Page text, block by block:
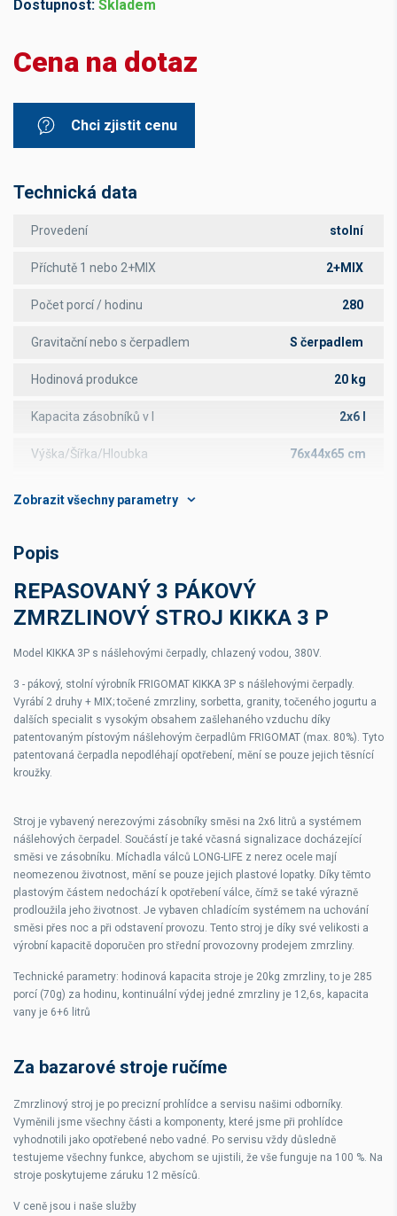
Dostupnost: Skladem
Cena na dotaz
Chci zjistit cenu
Technická data
Provedení stolní
Příchutě 1 nebo 2+MIX 2+MIX
Počet porcí / hodinu 280
Gravitační nebo s čerpadlem S čerpadlem
Hodinová produkce 20 kg
Kapacita zásobníků v l 2x6 l
Výška/Šířka/Hloubka 76x44x65 cm
Napájení
Váha
Popis
REPASOVANÝ 3 PÁKOVÝ
ZMRZLINOVÝ STROJ KIKKA 3 P
Model KIKKA 3P s nášlehovými čerpadly, chlazený vodou, 380V.
3 - pákový, stolní výrobník FRIGOMAT KIKKA 3P s nášlehovými čerpadly.
Vyrábí 2 druhy + MIX; točené zmrzliny, sorbetta, granity, točeného jogurtu a
dalších specialit s vysokým obsahem zašlehaného vzduchu díky
patentovaným pístovým nášlehovým čerpadlům FRIGOMAT (max. 80%). Tyto
patentovaná čerpadla nepodléhají opotřebení, mění se pouze jejich těsnící
kroužky.
Stroj je vybavený nerezovými zásobníky směsi na 2x6 litrů a systémem
nášlehových čerpadel. Součástí je také včasná signalizace docházející
směsi ve zásobníku. Míchadla válců LONG-LIFE z nerez ocele mají
neomezenou životnost, mění se pouze jejich plastové lopatky. Díky těmto
plastovým částem nedochází k opotřebení válce, čímž se také výrazně
prodloužila jeho životnost. Je vybaven chladícím systémem na uchování
směsi přes noc a při odstavení provozu. Tento stroj je díky své velikosti a
výrobní kapacitě doporučen pro střední provozovny prodejem zmrzliny.
Technické parametry: hodinová kapacita stroje je 20kg zmrzliny, to je 285
porcí (70g) za hodinu, kontinuální výdej jedné zmrzliny je 12,6s, kapacita
vany je 6+6 litrů
Za bazarové stroje ručíme
Zmrzlinový stroj je po precizní prohlídce a servisu našimi odborníky.
Vyměnili jsme všechny části a komponenty, které jsme při prohlídce
vyhodnotili jako opotřebené nebo vadné. Po servisu vždy důsledně
testujeme všechny funkce, abychom se ujistili, že vše funguje na 100 %. Na
stroje poskytujeme záruku 12 měsíců.
V ceně jsou i naše služby